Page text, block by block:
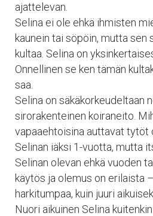
ajattelevan.
Selina ei ole ehkä ihmisten
kaunein tai söpöin, mutta sen
kultaa. Selina on
Onnellinen se ken tämän
saa.
Selina on säkäkorkeudeltaan
sirorakenteinen koiraneito.
vapaaehtoisina auttavat tytöt
Selinan iäksi 1-vuotta, mutta
Selinan olevan ehkä vuoden
käytös ja olemus on erilaista
harkitumpaa, kuin juuri
Nuori aikuinen Selina kuitenkin